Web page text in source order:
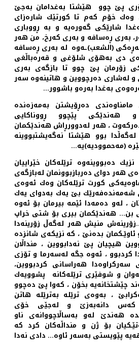
پێ چوو ‌ هێشتا به‌غدامان به‌جێ
وه‌ك خۆم كه‌م تا كورتێك شاره‌زای
شارێكی گه‌وره‌یه‌ و به‌ ڕووباری
به‌ری ڕه‌سافه‌ و به‌ری كه‌رخ، من هه‌ر
(الشعب)ـه‌وه‌ له‌ به‌ری ڕه‌سافه‌
دی به‌هۆی شلۆغی و قه‌ره‌باڵغی
زۆرمان پێ چوو تا بازگه‌ی به‌ری
و له‌شاری ده‌رچووین و هاتینه‌وه‌ سه‌ر
به‌غدا به‌ره‌و باشوور...
مامناوه‌ندی ده‌ڕۆیشتن به‌مه‌زه‌نده‌
هه‌ندێكی پێچوو ڕووناكایی
، هه‌ر له‌دوورڕاش هه‌ندێكمان
بوو هێشتا نه‌گه‌یشتبووینه‌
(مه‌حموودیه)یه‌...
ده‌بووینه‌وه‌ ترێله‌كان خێراییان
هه‌ر دوای ده‌ربازبوونمان له‌بازگه‌ی
كورت ترێله‌كان وه‌ك ئه‌وه‌ی
شه‌مه‌نده‌فه‌رێك بێ یه‌ك به‌‌دوای یه‌ك
، له‌و ده‌مه‌دا ئێمه‌ بیرمان بۆ ئه‌وه‌
هه‌ندێكمان بیری بۆ شتی خراپ
منیش هه‌ر له‌گه‌ڵ زۆرینه‌دا
بده‌نێ ، كه‌ نزیكه‌ی شانزده‌
هیچیان پێ نه‌دابووین ، منداڵان
كردبوو ، ئه‌وه‌ جگه‌ له‌سه‌رما و تۆزی
سه‌ركراوه‌دا هه‌راسانی كردبووین،
و شوفێری ترێله‌كانه‌ ‌ پشوویه‌ك
چێشتخانه‌یه‌ بخۆن ، كه‌وا پێ ده‌چوو
، به‌وه‌ی ترێله‌ به‌ترێله‌ هاتن
كه‌س دانه‌به‌زێ و له‌جێی خۆی
هه‌ندێ له‌و به‌ساڵاچووانه‌ی ناو
بۆ ژن و منداڵه‌كان كرد كه‌
پێویستی به‌سه‌ر ئاوه‌... دادی نه‌دا